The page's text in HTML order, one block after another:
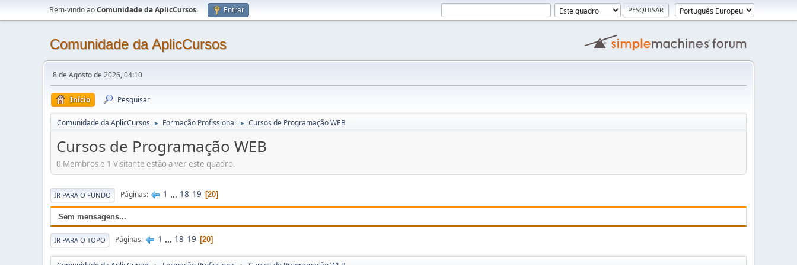
Bem-vindo aoComunidade da AplicCursos. Entrar
Comunidade da AplicCursos
8 de Agosto de 2026, 04:10
Início Pesquisar
Comunidade da AplicCursos ► Formação Profissional ► Cursos de Programação WEB
Cursos de Programação WEB
0 Membros e 1 Visitante estão a ver este quadro.
IR PARA O FUNDO Páginas 1 ... 18 19 20
Sem mensagens...
IR PARA O TOPO Páginas 1 ... 18 19 20